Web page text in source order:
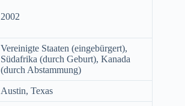
2002
Vereinigte Staaten (eingebürgert),
Südafrika (durch Geburt), Kanada
(durch Abstammung)
Austin, Texas